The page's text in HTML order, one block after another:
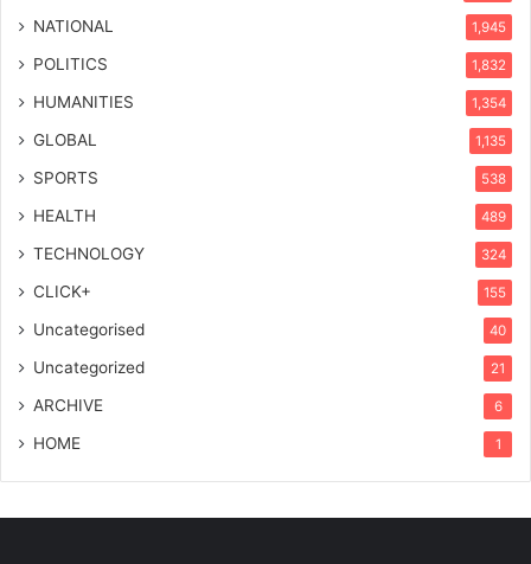
NATIONAL 1,945
POLITICS 1,832
HUMANITIES 1,354
GLOBAL 1,135
SPORTS 538
HEALTH 489
TECHNOLOGY 324
CLICK+ 155
Uncategorised 40
Uncategorized 21
ARCHIVE 6
HOME 1